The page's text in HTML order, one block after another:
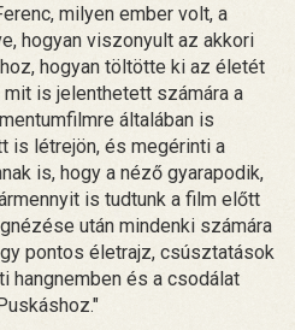
milyen ember volt, a
hogyan viszonyult az akkori
hogyan töltötte ki az életét
is jelenthetett számára a
általában is
is létrejön, és megérinti a
is, hogy a néző gyarapodik,
is tudtunk a film előtt
után mindenki számára
pontos életrajz, csúsztatások
hangnemben és a csodálat